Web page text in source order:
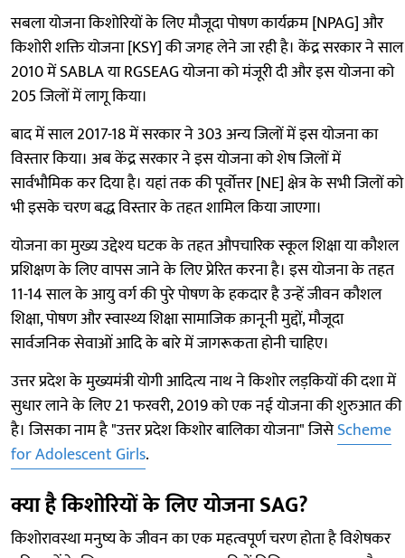
सबला योजना किशोरियों के लिए मौजूदा पोषण कार्यक्रम [NPAG] और
किशोरी शक्ति योजना [KSY] की जगह लेने जा रही है। केंद्र सरकार ने साल
2010 में SABLA या RGSEAG योजना को मंजूरी दी और इस योजना को
205 जिलों में लागू किया।
बाद में साल 2017-18 में सरकार ने 303 अन्य जिलों में इस योजना का
विस्तार किया। अब केंद्र सरकार ने इस योजना को शेष जिलों में
सार्वभौमिक कर दिया है। यहां तक की पूर्वोत्तर [NE] क्षेत्र के सभी जिलों को
भी इसके चरण बद्ध विस्तार के तहत शामिल किया जाएगा।
योजना का मुख्य उद्देश्य घटक के तहत औपचारिक स्कूल शिक्षा या कौशल
प्रशिक्षण के लिए वापस जाने के लिए प्रेरित करना है। इस योजना के तहत
11-14 साल के आयु वर्ग की पुरे पोषण के हकदार है उन्हें जीवन कौशल
शिक्षा, पोषण और स्वास्थ्य शिक्षा सामाजिक क़ानूनी मुद्दों, मौजूदा
सार्वजनिक सेवाओं आदि के बारे में जागरूकता होनी चाहिए।
उत्तर प्रदेश के मुख्यमंत्री योगी आदित्य नाथ ने किशोर लड़कियों की दशा में
सुधार लाने के लिए 21 फरवरी, 2019 को एक नई योजना की शुरुआत की
है। जिसका नाम है "उत्तर प्रदेश किशोर बालिका योजना" जिसेScheme
for Adolescent Girls.
क्या है किशोरियों के लिए योजना SAG?
किशोरावस्था मनुष्य के जीवन का एक महत्वपूर्ण चरण होता है विशेषकर